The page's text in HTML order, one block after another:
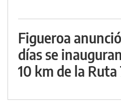
Figueroa
días se
10 km de la